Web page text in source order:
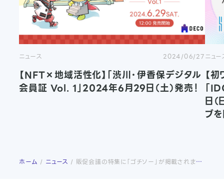
ニュース 2024/06/27
【NFT×地域活性化】「渋川・伊香保デジタル
会員証 Vol. 1」2024年6月29日（土）発売！
ニュー
【
「
日
ブ
ホーム ニュース 販促会議の特集に「ゴチソー」が掲載されました